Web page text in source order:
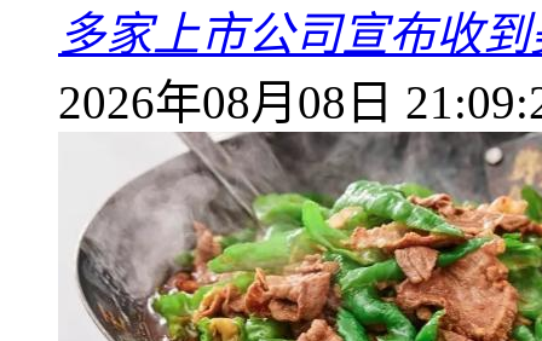
多家上市公司宣布收
2026年08月08日